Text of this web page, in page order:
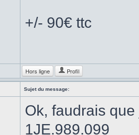
+/- 90€ ttc
Hors ligne Profil
Sujet du message:
Ok, faudrais
1JE.989.099